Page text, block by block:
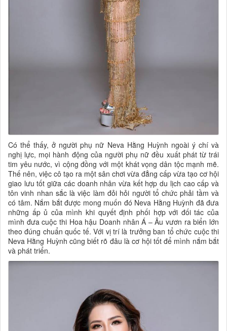
Có thể thấy, ở người phụ nữ Neva Hằng Huỳnh ngoài ý chí và
nghị lực, mọi hành động của người phụ nữ đều xuất phát từ trái
tim yêu nước, vì cộng đồng với một khát vọng dân tộc mạnh mẽ.
Thế nên, việc cô tạo ra một sân chơi vừa đẳng cấp vừa tạo cơ hội
giao lưu tốt giữa các doanh nhân vừa kết hợp du lịch cao cấp và
tôn vinh nhan sắc là việc làm đỏi hỏi người tổ chức phải tầm và
có tâm. Nắm bắt được mong muốn đó Neva Hằng Huỳnh đã đưa
những ấp ủ của mình khi quyết định phối hợp với đối tác của
mình đưa cuộc thi Hoa hậu Doanh nhân Á – Âu vươn ra biển lớn
theo đúng chuẩn quốc tế. Với vị trí là trưởng ban tổ chức cuộc thi
Neva Hằng Huỳnh cũng biết rõ đâu là cơ hội tốt để mình nắm bắt
và phát triển.